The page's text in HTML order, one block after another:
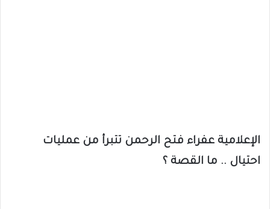
الإعلامية عفراء فتح الرحمن تتبرأ من عمليات
احتيال .. ما القصة ؟